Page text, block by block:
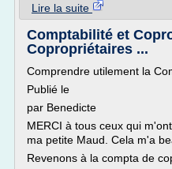
Lire la suite
Comptabilité et
Copropriétaires ...
Comprendre utilement la
Publié le
par Benedicte
MERCI à tous ceux qui
ma petite Maud. Cela m'a
Revenons à la compta de